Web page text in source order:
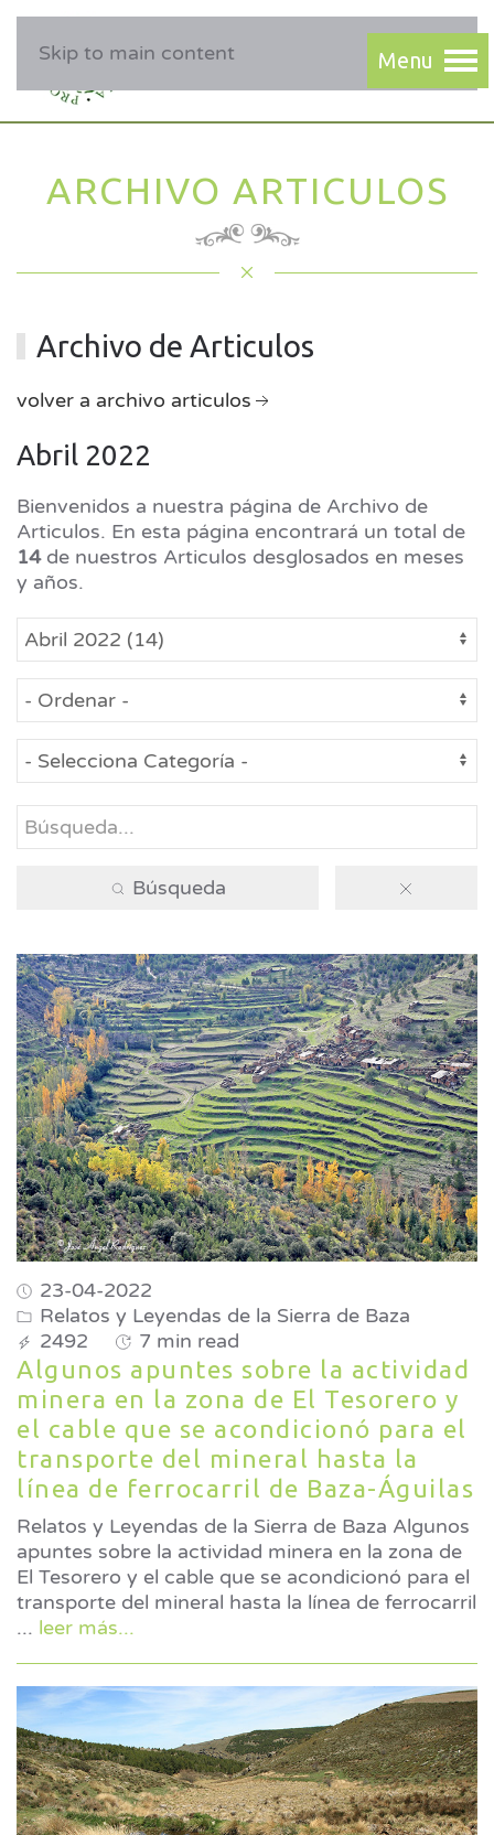
Skip to main content
ARCHIVO ARTICULOS
Archivo de Articulos
volver a archivo articulos
Abril 2022
Bienvenidos a nuestra página de Archivo de
Articulos. En esta página encontrará un total de
14de nuestros Articulos desglosados en meses
y años.
Búsqueda
23-04-2022
Relatos y Leyendas de la Sierra de Baza
2492
7 min read
Algunos apuntes sobre la actividad
minera en la zona de El Tesorero y
el cable que se acondicionó para el
transporte del mineral hasta la
línea de ferrocarril de Baza-Águilas
Relatos y Leyendas de la Sierra de Baza Algunos
apuntes sobre la actividad minera en la zona de
El Tesorero y el cable que se acondicionó para el
transporte del mineral hasta la línea de ferrocarril
... leer más...